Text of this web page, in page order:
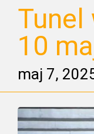
Tunel
10
maj 7,